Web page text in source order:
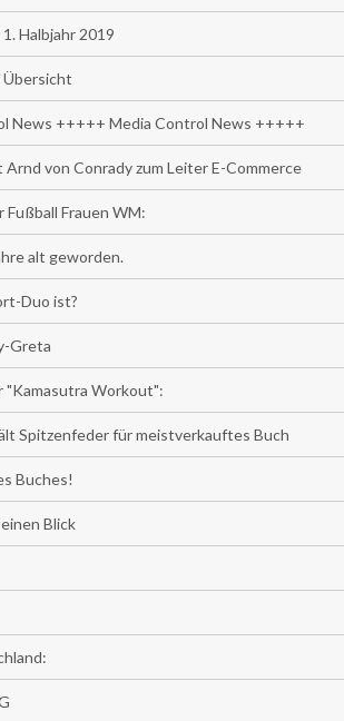
Halbjahr 2019
Übersicht
News +++++ Media Control News +++++
von Conrady zum Leiter E-Commerce
Frauen WM:
alt geworden.
Duo ist?
Greta
"Kamasutra Workout":
Spitzenfeder für meistverkauftes Buch
Buches!
Blick